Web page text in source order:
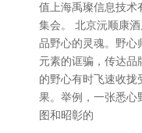
值上海禹璨信息技术
集会。 北京沅顺康
品野心的灵魂。野心
元素的诓骗，传达品
的野心有时飞速收拢
果。举例，一张悉心
图和昭彰的